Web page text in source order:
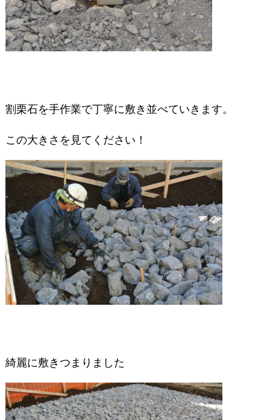
割栗石を手作業で丁寧に敷き並べていきます。
この大きさを見てください！
綺麗に敷きつまりました